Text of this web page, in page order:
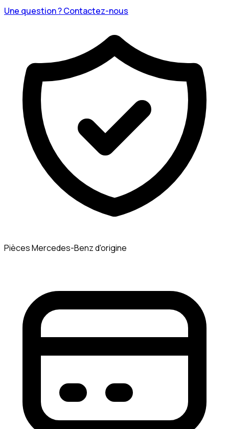
Une question ? Contactez-nous
Pièces Mercedes-Benz d'origine